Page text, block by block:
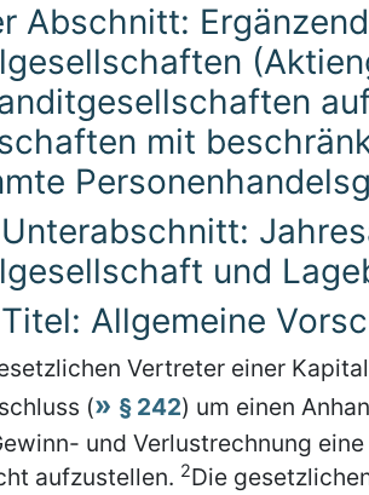
Abschnitt:
mit
und
Allgemeine
Vertreter einer
(
§ 242) um einen
und Verlustrechnung
aufzustellen. 2Die